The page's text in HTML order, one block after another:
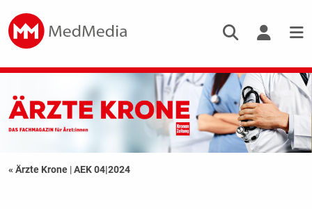
« Ärzte Krone |AEK 04|2024